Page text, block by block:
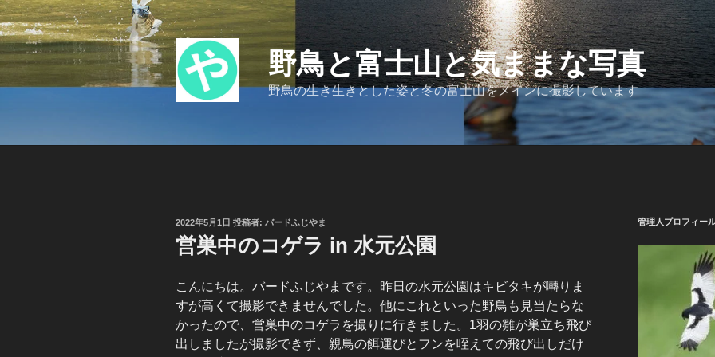
コ
ン
テ
ン
ツ
キ
野鳥と富士山と気ままな写真
野鳥の生き生きとした姿と冬の富士山をメインに撮影しています
投
稿
日:
2022年5月1日 投稿者: バードふじやま
営巣中のコゲラ in 水元公園
こんにちは。バードふじやまです。昨日の水元公園はキビタキが囀りま
すが高くて撮影できませんでした。他にこれといった野鳥も見当たらな
かったので、営巣中のコゲラを撮りに行きました。1羽の雛が巣立ち飛び
出しましたが撮影できず、親鳥の餌運びとフンを咥えての飛び出しだけ
管理人プロフィー